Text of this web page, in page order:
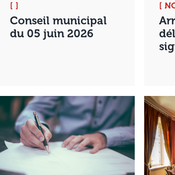
[ ]
Conseil municipal
du 05 juin 2026
[